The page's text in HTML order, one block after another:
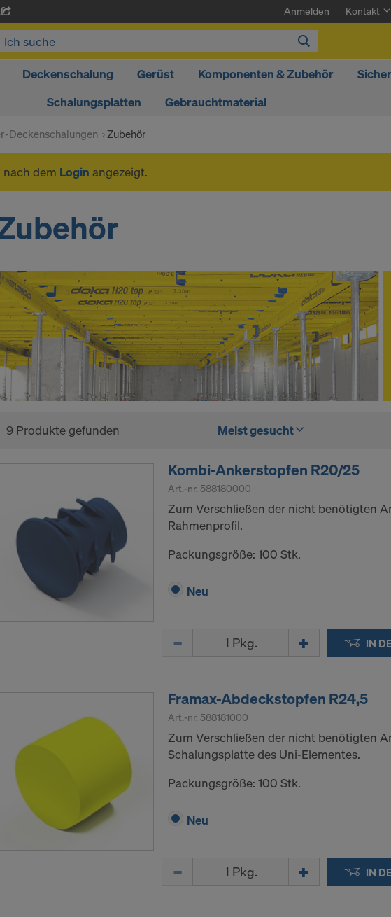
Anmelden Kontakt
Deckenschalung Gerüst Komponenten & Zubehör
Schalungsplatten
Gebrauchtmaterial
Deckenschalungen Zubehör
dem Login angezeigt.
9 Produkte gefunden Meist gesucht
Kombi-Ankerstopfen R20/25
Art.-nr. 588180000
Zum Verschließen der nicht benötigten
Rahmenprofil.
Packungsgröße: 100 Stk.
Neu
IN
Framax-Abdeckstopfen R24,5
Art.-nr. 588181000
Zum Verschließen der nicht benötigten
Schalungsplatte des Uni-Elementes.
Packungsgröße: 100 Stk.
Neu
IN